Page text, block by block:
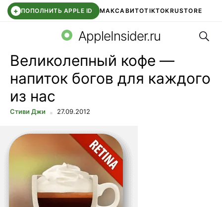
+ ПОПОЛНИТЬ APPLE ID МАКСАВИТОTIKTOKRUSTORE
WB КЛУБIOS 26.6 APPLE ID
AppleInsider.ru
Великолепный кофе —
напиток богов для каждого
из нас
Стиви Джи 27.09.2012